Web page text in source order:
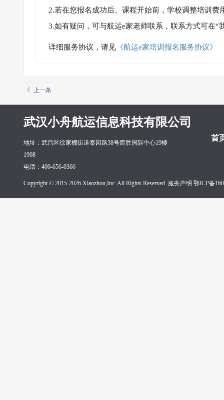
2.若在您报名成功后、课程开始前，学校调整培训
3.如有疑问，可与航运e家老师联系，联系方式可在
详细服务协议，请见 《航运e家培训报名服务协议》
上一条
武汉小舟航运信息科技有限公司
首
地址：武昌区徐家棚街道秦园路38号宸胜国际中心19楼
1908
电话：400-656-0366
Copyright © 2015-2026 Xiaozhou,Inc. All Rights Reserved. 服务声明 鄂ICP备